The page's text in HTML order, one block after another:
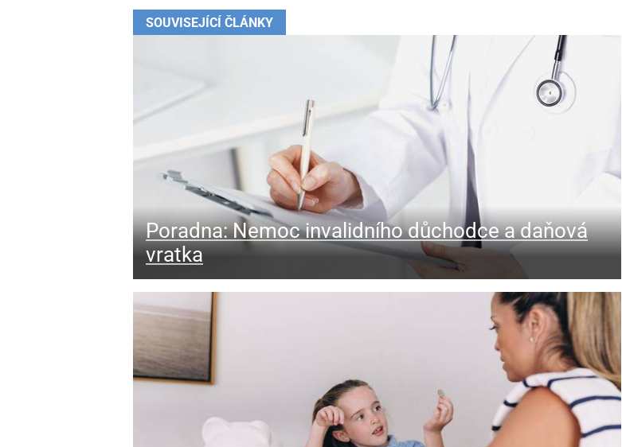
SOUVISEJÍCÍ ČLÁNKY
Poradna: Nemoc invalidního důchodce a daňová
vratka